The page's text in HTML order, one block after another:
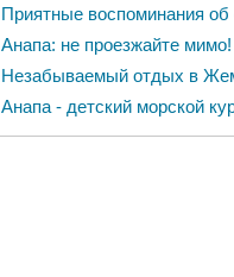
Приятные воспоминания
Анапа: не проезжайте мимо!
Незабываемый отдых в
Анапа - детский морской